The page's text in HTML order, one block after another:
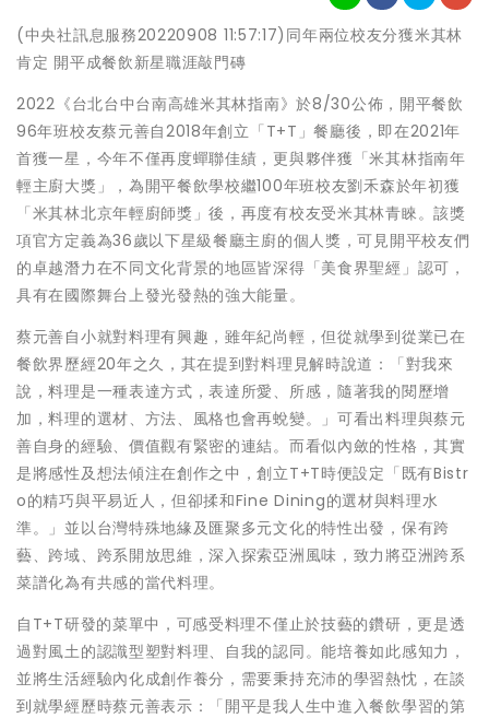
(中央社訊息服務20220908 11:57:17)同年兩位校友分獲米其林
肯定 開平成餐飲新星職涯敲門磚
2022《台北台中台南高雄米其林指南》於8/30公佈，開平餐飲
96年班校友蔡元善自2018年創立「T+T」餐廳後，即在2021年
首獲一星，今年不僅再度蟬聯佳績，更與夥伴獲「米其林指南年
輕主廚大獎」，為開平餐飲學校繼100年班校友劉禾森於年初獲
「米其林北京年輕廚師獎」後，再度有校友受米其林青睞。該獎
項官方定義為36歲以下星級餐廳主廚的個人獎，可見開平校友們
的卓越潛力在不同文化背景的地區皆深得「美食界聖經」認可，
具有在國際舞台上發光發熱的強大能量。
蔡元善自小就對料理有興趣，雖年紀尚輕，但從就學到從業已在
餐飲界歷經20年之久，其在提到對料理見解時說道：「對我來
說，料理是一種表達方式，表達所愛、所感，隨著我的閱歷增
加，料理的選材、方法、風格也會再蛻變。」可看出料理與蔡元
善自身的經驗、價值觀有緊密的連結。而看似內斂的性格，其實
是將感性及想法傾注在創作之中，創立T+T時便設定「既有Bistr
o的精巧與平易近人，但卻揉和Fine Dining的選材與料理水
準。」並以台灣特殊地緣及匯聚多元文化的特性出發，保有跨
藝、跨域、跨系開放思維，深入探索亞洲風味，致力將亞洲跨系
菜譜化為有共感的當代料理。
自T+T研發的菜單中，可感受料理不僅止於技藝的鑽研，更是透
過對風土的認識型塑對料理、自我的認同。能培養如此感知力，
並將生活經驗內化成創作養分，需要秉持充沛的學習熱忱，在談
到就學經歷時蔡元善表示：「開平是我人生中進入餐飲學習的第